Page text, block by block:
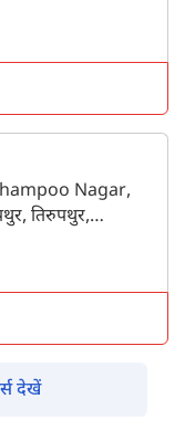
Nagar,
तिरुपथुर,
देखें